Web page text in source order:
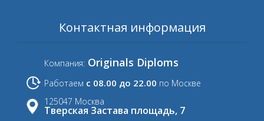
Контактная информация
Компания: Originals Diploms
Работаем с 08.00 до 22.00 по Москве
125047 Москва
Тверская Застава площадь, 7